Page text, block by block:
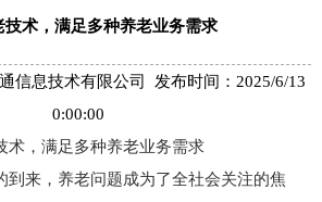
技术，满足多种养老业务需求
信息技术有限公司 发布时间：2025/6/13
0:00:00
术，满足多种养老业务需求
到来，养老问题成为了全社会关注的焦